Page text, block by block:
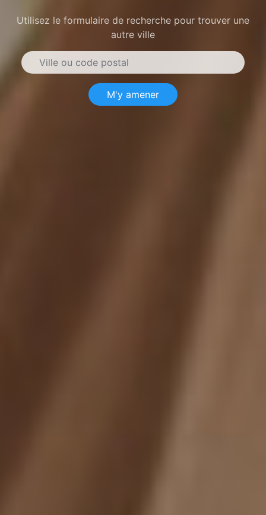
Utilisez le formulaire de recherche pour trouver une
autre ville
M'y amener